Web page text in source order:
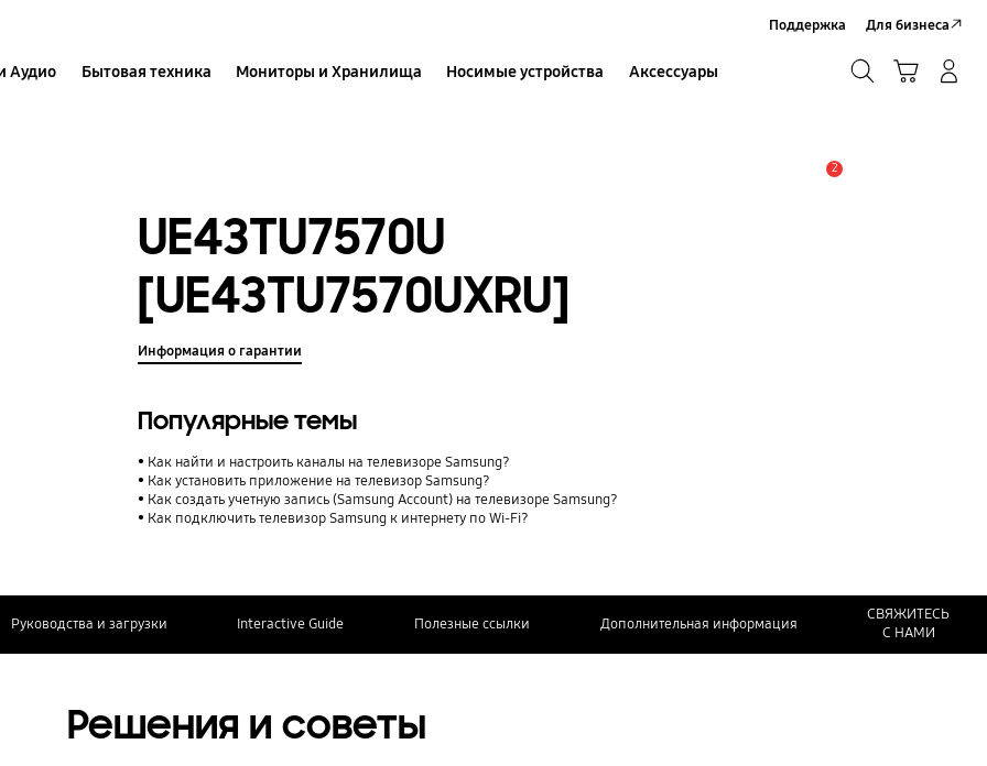
Аудио Бытовая техника Мониторы и Хранилища Носимые устройства Аксессуары
Поддержка Для бизнеса
2
UE43TU7570U
[UE43TU7570UXRU]
Информация о гарантии
Популярные темы
Как найти и настроить каналы на телевизоре Samsung?
Как установить приложение на телевизор Samsung?
Как создать учетную запись (Samsung Account) на телевизоре Samsung?
Как подключить телевизор Samsung к интернету по Wi-Fi?
Руководства и загрузки Interactive Guide Полезные ссылки Дополнительная информация
СВЯЖИТЕСЬ
С НАМИ
Решения и советы